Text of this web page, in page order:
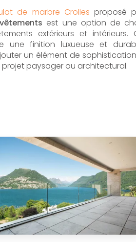
de marbre Crolles proposé
est une option de
extérieurs et intérieurs.
une finition luxueuse et
un élément de
paysager ou architectural.